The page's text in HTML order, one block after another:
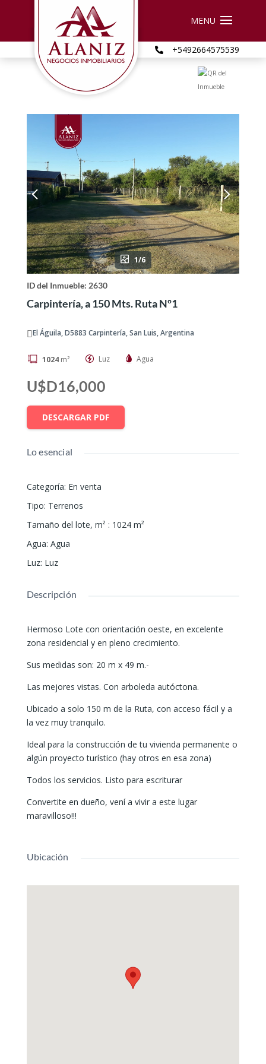
 +5492664575539
1/6
ID del Inmueble: 2630
Carpintería, a 150 Mts. Ruta Nº1
El Águila, D5883 Carpintería, San Luis, Argentina
1024 m² Luz Agua
U$D16,000
DESCARGAR PDF
Lo esencial
Categoría: En venta
Tipo: Terrenos
Tamaño del lote, m² : 1024 m²
Agua: Agua
Luz: Luz
Descripción
Hermoso Lote con orientación oeste, en excelente
zona residencial y en pleno crecimiento.
Sus medidas son: 20 m x 49 m.-
Las mejores vistas. Con arboleda autóctona.
Ubicado a solo 150 m de la Ruta, con acceso fácil y a
la vez muy tranquilo.
Ideal para la construcción de tu vivienda permanente o
algún proyecto turístico (hay otros en esa zona)
Todos los servicios. Listo para escriturar
Convertite en dueño, vení a vivir a este lugar
maravilloso!!!
Ubicación